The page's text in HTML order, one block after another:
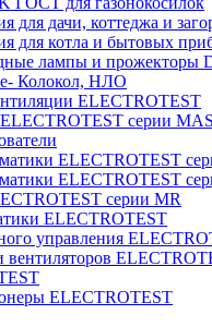
для дачи, коттеджа и
для котла и бытовых
лампы и прожекторы
Колокол, НЛО
ELECTROTEST
серии
ELECTROTEST
ELECTROTEST
серии MR
ELECTROTEST
управления
вентиляторов
ELECTROTEST